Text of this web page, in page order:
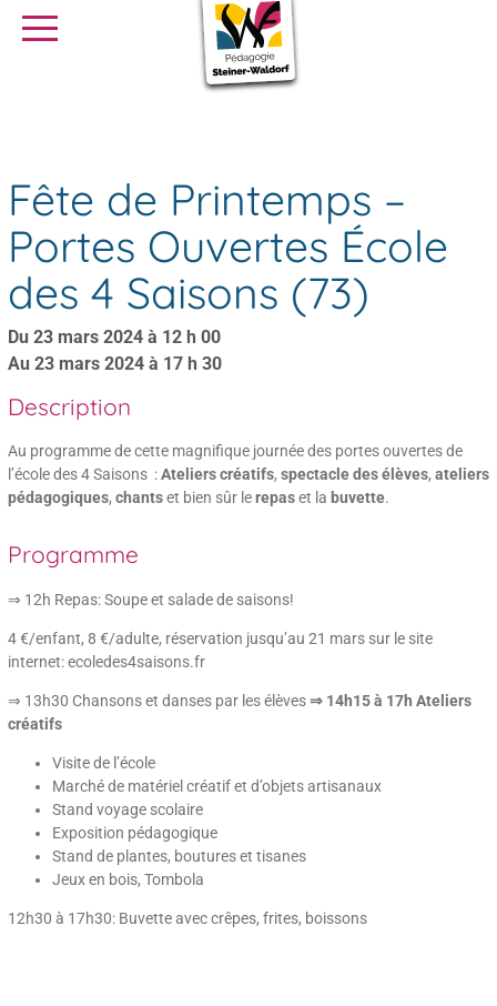
SE FORMER
Fête de Printemps –
Portes Ouvertes École
des 4 Saisons (73)
Du 23 mars 2024 à 12 h 00
Au 23 mars 2024 à 17 h 30
Description
Au programme de cette magnifique journée des portes ouvertes de
l’école des 4 Saisons :Ateliers créatifs, spectacle des élèves, ateliers
pédagogiques, chantset bien sûr lerepaset la buvette.
Programme
⇒ 12h Repas: Soupe et salade de saisons!
4 €/enfant, 8 €/adulte, réservation jusqu’au 21 mars sur le site
internet: ecoledes4saisons.fr
⇒ 13h30 Chansons et danses par les élèves⇒ 14h15 à 17h Ateliers
créatifs
Visite de l’école
Marché de matériel créatif et d’objets artisanaux
Stand voyage scolaire
Exposition pédagogique
Stand de plantes, boutures et tisanes
Jeux en bois, Tombola
12h30 à 17h30: Buvette avec crêpes, frites, boissons